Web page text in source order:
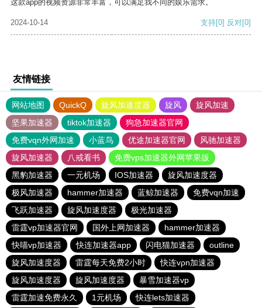
这款app的视频资源非常丰富，可以满足我不同的娱乐需求。
2024-10-14 支持[0] 反对[0]
友情链接
网站地图 QuickQ 旋风加速度器 旋风
旋风加速
坚果加速器
tiktok加速器
狗急加速器官网
免费vqn外网加速
小蓝鸟 优途加速器官网
风驰加速器
旋风加速器
八戒看书
免费vps加速器外网苹果版
黑豹加速器
一元机场 IOS加速器
旋风加速度器
极风加速器
hammer加速器 蓝鲸加速器
免费vqn加速
飞跃加速器
旋风加速度器
极光加速器
雷霆vp加速器官网
国外上网加速器
hammer加速器
快喵vp加速器
快连加速器app 闪电猫加速器
outline
旋风加速度器
雷霆每天免费2小时
快连vρn加速器
旋风加速度器
旋风加速度器
暴雪加速器vp
雷霆加速免费永久
1元机场 快连lets加速器